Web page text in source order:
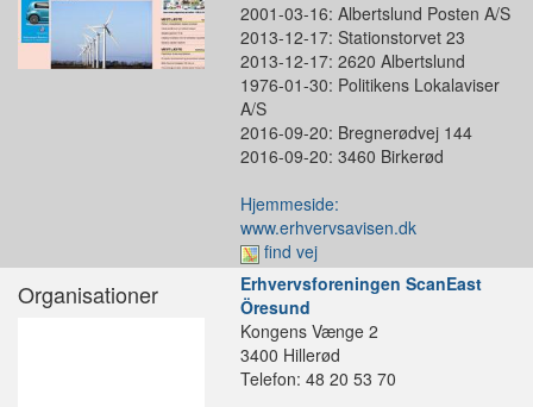
2001-03-16: Albertslund Posten A/S
2013-12-17: Stationstorvet 23
2013-12-17: 2620 Albertslund
1976-01-30: Politikens Lokalaviser
A/S
2016-09-20: Bregnerødvej 144
2016-09-20: 3460 Birkerød
Hjemmeside:
www.erhvervsavisen.dk
find vej
Organisationer
Erhvervsforeningen ScanEast
Öresund
Kongens Vænge 2
3400 Hillerød
Telefon: 48 20 53 70